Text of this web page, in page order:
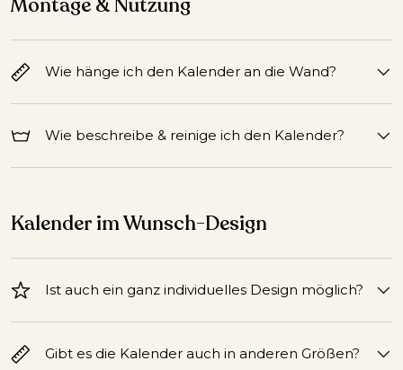
Wie hänge ich den Kalender an die Wand?
Wie beschreibe & reinige ich den Kalender?
Kalender im Wunsch-Design
Ist auch ein ganz individuelles Design möglich?
Gibt es die Kalender auch in anderen Größen?